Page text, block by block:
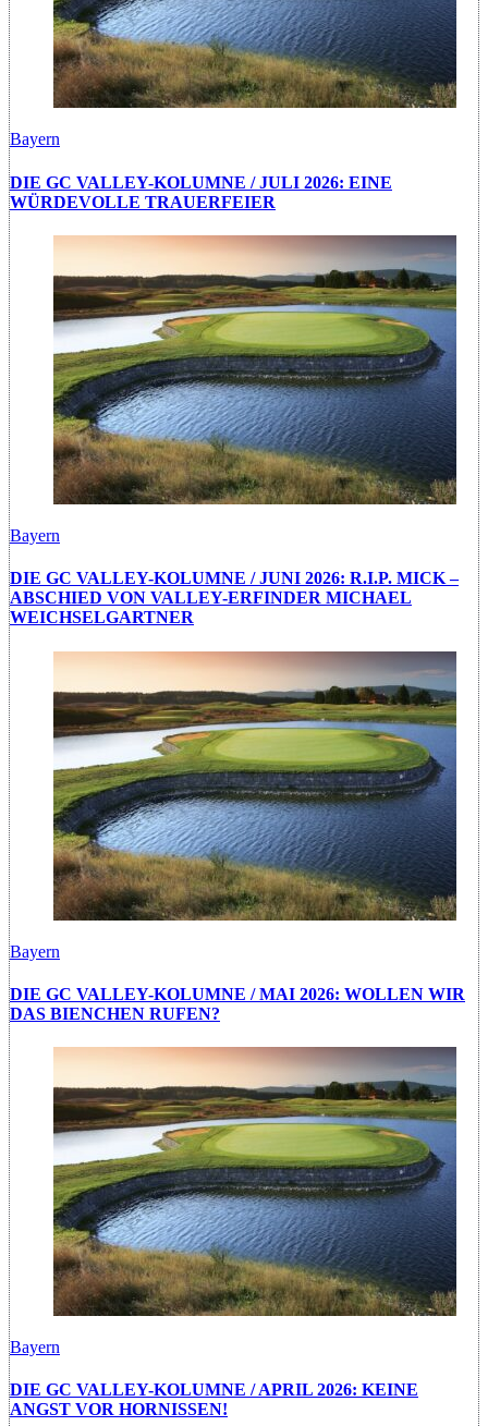
Bayern
DIE GC VALLEY-KOLUMNE / JULI 2026: EINE
WÜRDEVOLLE TRAUERFEIER
Bayern
DIE GC VALLEY-KOLUMNE / JUNI 2026: R.I.P. MICK –
ABSCHIED VON VALLEY-ERFINDER MICHAEL
WEICHSELGARTNER
Bayern
DIE GC VALLEY-KOLUMNE / MAI 2026: WOLLEN WIR
DAS BIENCHEN RUFEN?
Bayern
DIE GC VALLEY-KOLUMNE / APRIL 2026: KEINE
ANGST VOR HORNISSEN!